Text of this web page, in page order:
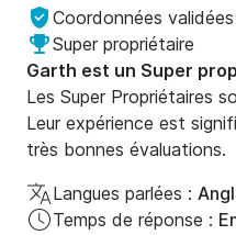
Coordonnées validées
Super propriétaire
Garth est un Super
Les Super Propriétaires
Leur expérience est
très bonnes évaluations.
Langues parlées :
Temps de réponse :